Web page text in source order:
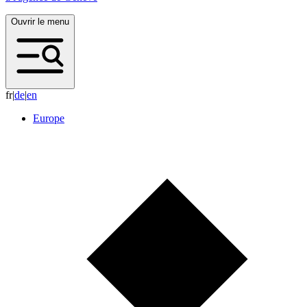
Ouvrir le menu
fr|de|en
Europe